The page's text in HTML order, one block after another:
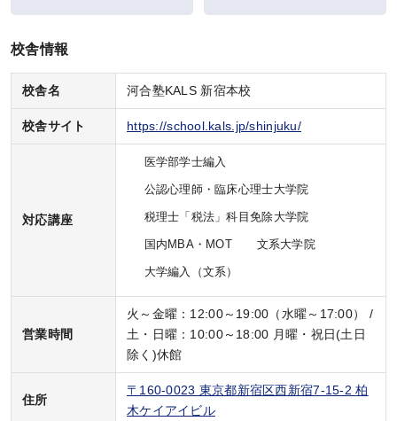
講義サンプル動画
講師紹介
校舎ポータルサイト
よくある質問
KALSをはじめる
受講までの流れ
校舎情報
校舎名 河合塾KALS 新宿本校
校舎サイト https://school.kals.jp/shinjuku/
対応講座
医学部学士編入
公認心理師・臨床心理士大学院
税理士「税法」科目免除大学院
国内MBA・MOT 文系大学院
大学編入（文系）
営業時間
火～金曜：12:00～19:00（水曜～17:00） /
土・日曜：10:00～18:00 月曜・祝日(土日
除く)休館
住所
〒160-0023 東京都新宿区西新宿7-15-2 柏
木ケイアイビル